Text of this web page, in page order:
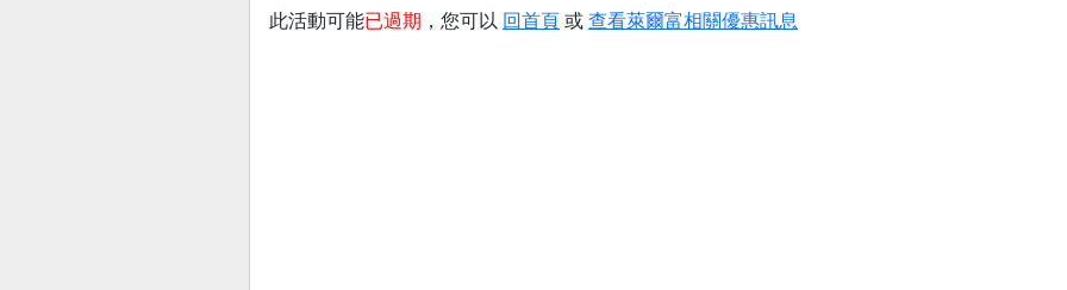
此活動可能已過期 ，您可以 回首頁 或 查看萊爾富相關優惠訊息